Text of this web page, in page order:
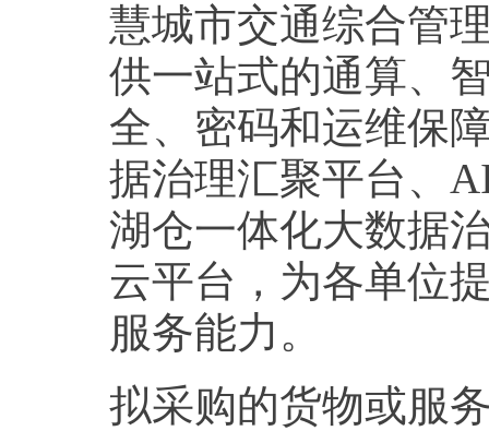
慧城市交通综合管
供一站式的通算、
全、密码和运维保
据治理汇聚平台、
湖仓一体化大数据
云平台，为各单位
服务能力。
拟采购的货物或服